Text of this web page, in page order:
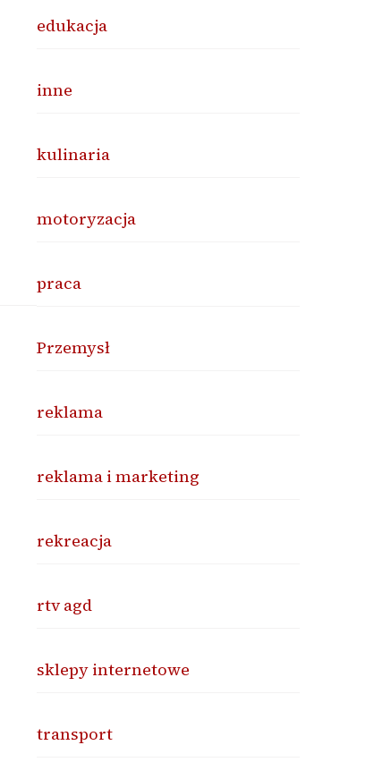
edukacja
inne
kulinaria
motoryzacja
praca
Przemysł
reklama
reklama i marketing
rekreacja
rtv agd
sklepy internetowe
transport